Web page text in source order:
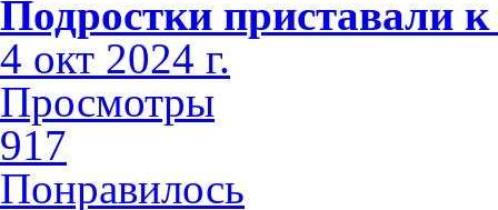
Подростки приставали
4 окт 2024 г.
Просмотры
917
Понравилось